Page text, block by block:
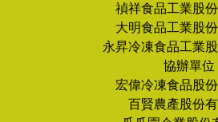
禎祥食品工業股
大明食品工業股
永昇冷凍食品工業
協辦單位
宏偉冷凍食品股
百賢農產股份